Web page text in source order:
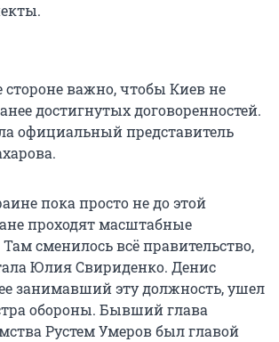
стороне важно, чтобы Киев не
достигнутых договоренностей.
официальный представитель
пока просто не до этой
проходят масштабные
сменилось всё правительство,
Юлия Свириденко. Денис
занимавший эту должность, ушел
обороны. Бывший глава
Рустем Умеров был главой